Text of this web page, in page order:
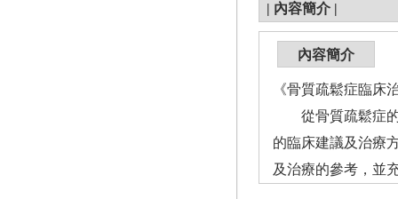
| 內容簡介 |
內容簡介
《骨質疏鬆症臨床
從骨質疏鬆症的
的臨床建議及治療
及治療的參考，並